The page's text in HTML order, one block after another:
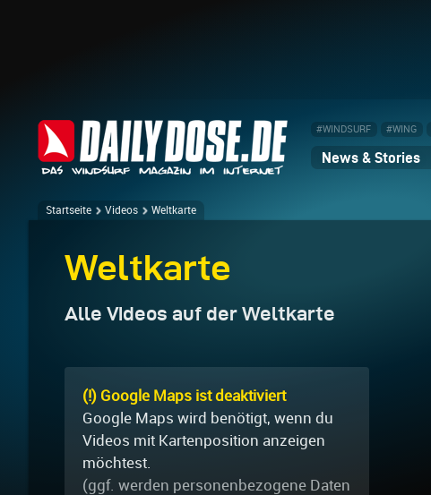
#WINDSURF #WING
News & Stories
Startseite Videos Weltkarte
Weltkarte
Alle Videos auf der Weltkarte
(!) Google Maps ist deaktiviert
Google Maps wird benötigt, wenn du
Videos mit Kartenposition anzeigen
möchtest.
(ggf. werden personen­bezogene Daten